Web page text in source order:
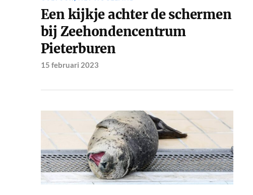
Een kijkje achter de schermen
bij Zeehondencentrum
Pieterburen
15 februari 2023